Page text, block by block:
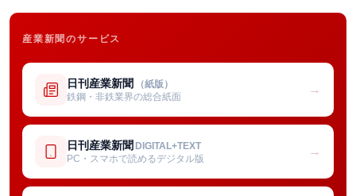
産業新聞のサービス
日刊産業新聞 （紙版）
鉄鋼・非鉄業界の総合紙面
→
日刊産業新聞 DIGITAL+TEXT
PC・スマホで読めるデジタル版
→